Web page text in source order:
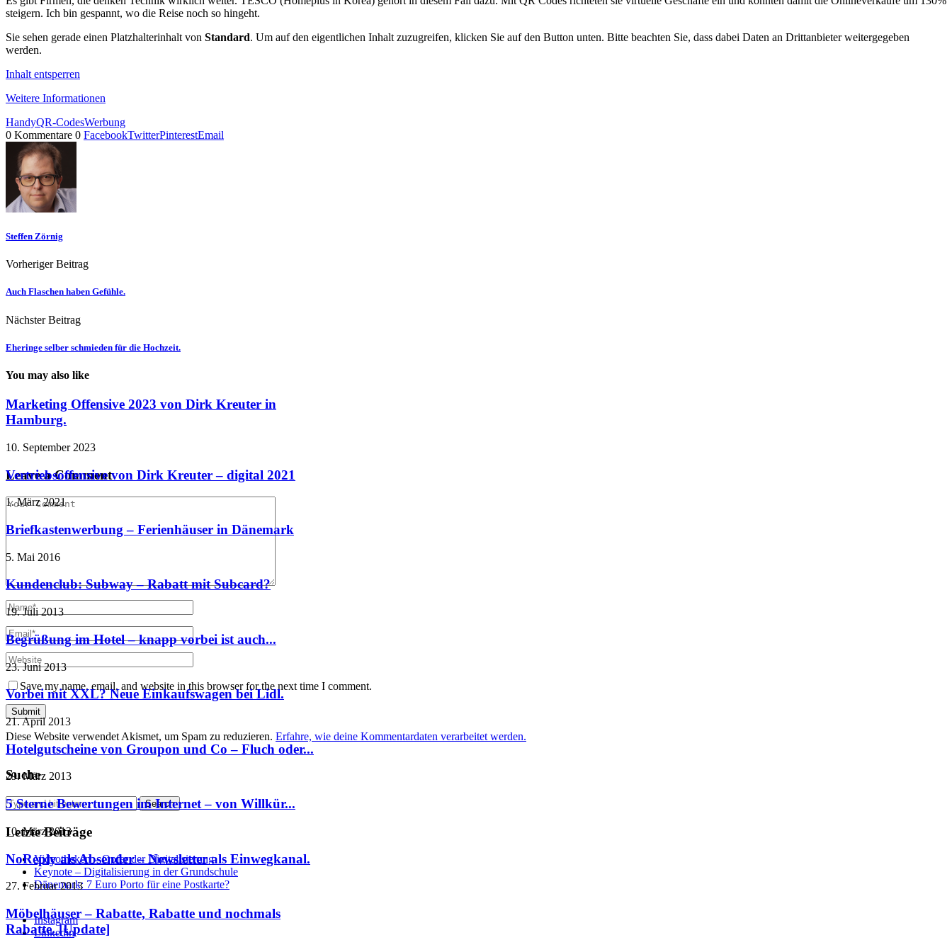
steigern. Ich bin gespannt, wo die Reise noch so hingeht.
Sie sehen gerade einen Platzhalterinhalt von Standard. Um auf den eigentlichen Inhalt zuzugreifen, klicken Sie auf den Button unten. Bitte beachten Sie, dass dabei Daten an Drittanbieter weitergegeben
werden.
Inhalt entsperren
Weitere Informationen
HandyQR-CodesWerbung
0 Kommentare 0 FacebookTwitterPinterestEmail
Steffen Zörnig
Vorheriger Beitrag
Auch Flaschen haben Gefühle.
Nächster Beitrag
Eheringe selber schmieden für die Hochzeit.
You may also like
Marketing Offensive 2023 von Dirk Kreuter in
Hamburg.
10. September 2023
Vertriebsoffensive von Dirk Kreuter – digital 2021
1. März 2021
Briefkastenwerbung – Ferienhäuser in Dänemark
5. Mai 2016
Kundenclub: Subway – Rabatt mit Subcard?
19. Juli 2013
Begrüßung im Hotel – knapp vorbei ist auch...
23. Juni 2013
Vorbei mit XXL? Neue Einkaufswagen bei Lidl.
21. April 2013
Hotelgutscheine von Groupon und Co – Fluch oder...
29. März 2013
5 Sterne Bewertungen im Internet – von Willkür...
10. März 2013
NoReply als Absender – Newsletter als Einwegkanal.
27. Februar 2013
Möbelhäuser – Rabatte, Rabatte und nochmals
Rabatte. [Update]
Leave a Comment
Save my name, email, and website in this browser for the next time I comment.
Diese Website verwendet Akismet, um Spam zu reduzieren. Erfahre, wie deine Kommentardaten verarbeitet werden.
Suche
Letzte Beiträge
Videotheken – Opfer der Digitalisierung
Keynote – Digitalisierung in der Grundschule
Dänemark: 7 Euro Porto für eine Postkarte?
Instagram
Linkedin